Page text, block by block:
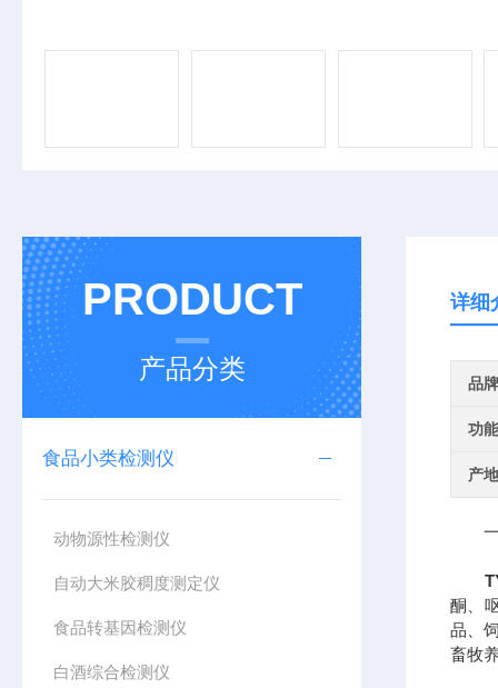
PRODUCT
产品分类
食品小类检测仪
动物源性检测仪
自动大米胶稠度测定仪
食品转基因检测仪
白酒综合检测仪
详细
品牌
功
产
一
酮、
品、
畜牧